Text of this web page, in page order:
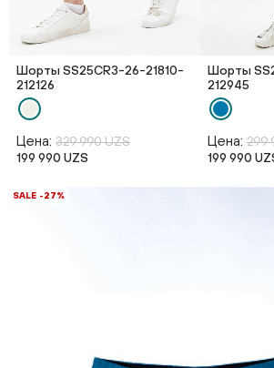
Шорты SS25CR3-26-21810-
212126
Цена: 329 990 UZS
199 990 UZS
Шорты
212945
Цена: 299
199 990
SALE -27%